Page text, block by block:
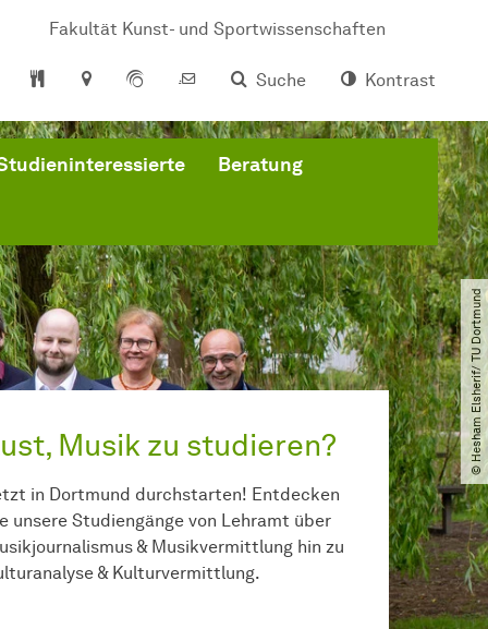
Fakultät Kunst- und Sportwissenschaften
Suche
Kontrast
Beratung
© Hesham Elsherif​/​ TU Dortmund
Musik zu studieren?
in Dortmund durchstarten! Entdecken
unsere Studiengänge von Lehramt über
& Musikvermittlung hin zu
& Kulturvermittlung.